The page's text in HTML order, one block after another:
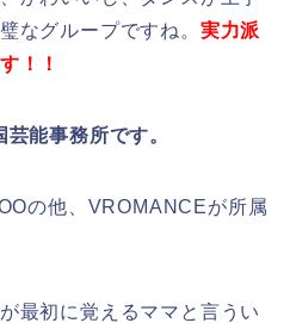
なグループですね。 実力派
！！
芸能事務所です。
の他、VROMANCEが所属
最初に覚えるママと言うい